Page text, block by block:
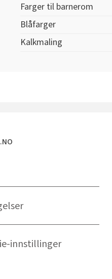
Farger til barnerom
Blåfarger
Kalkmaling
innstillinger